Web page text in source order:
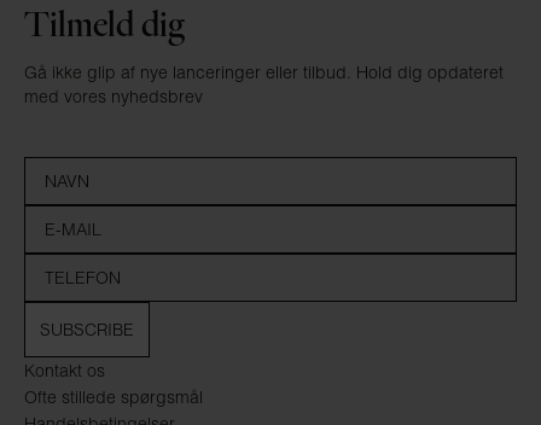
Kontakt os
Ofte stillede spørgsmål
Tilmeld dig
Gå ikke glip af nye lanceringer eller tilbud. Hold dig opdateret
med vores nyhedsbrev
SUBSCRIBE